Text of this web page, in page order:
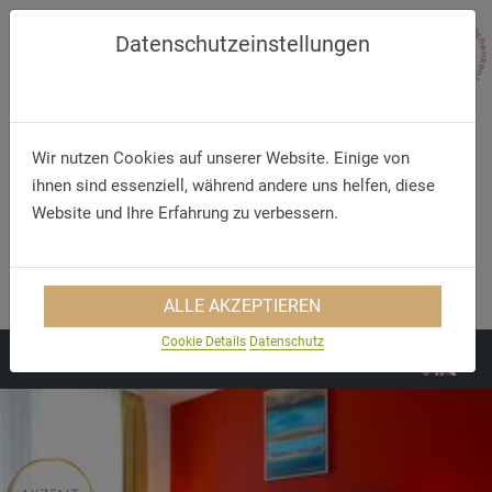
Telefon
+49 (38 30 8) 50 50 0
E-Mail
urlaub@waldhotelgoehren.de
Datenschutzeinstellungen
Wir nutzen Cookies auf unserer Website. Einige von
ihnen sind essenziell, während andere uns helfen, diese
Website und Ihre Erfahrung zu verbessern.
ALLE AKZEPTIEREN
Cookie Details Datenschutz